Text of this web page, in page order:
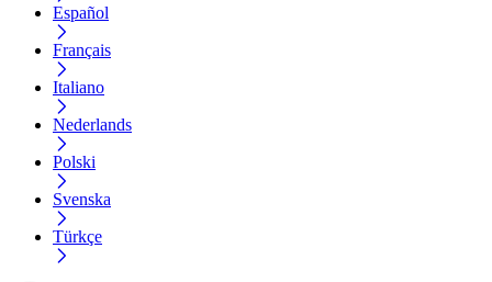
Español
Français
Italiano
Nederlands
Polski
Svenska
Türkçe